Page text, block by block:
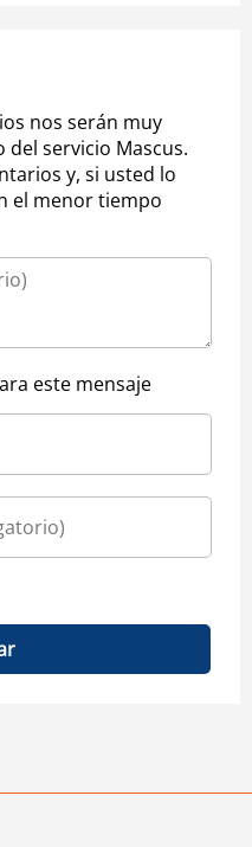
nos serán muy
servicio Mascus.
y, si usted lo
el menor tiempo
este mensaje